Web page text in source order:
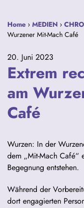
Home › MEDIEN ›
Wurzener Mit-Mach Café
20. Juni 2023
Extrem
am
Café
Wurzen: In der
dem „Mit-Mach Café“
Begegnung entstehen.
Während der
dort engagierten